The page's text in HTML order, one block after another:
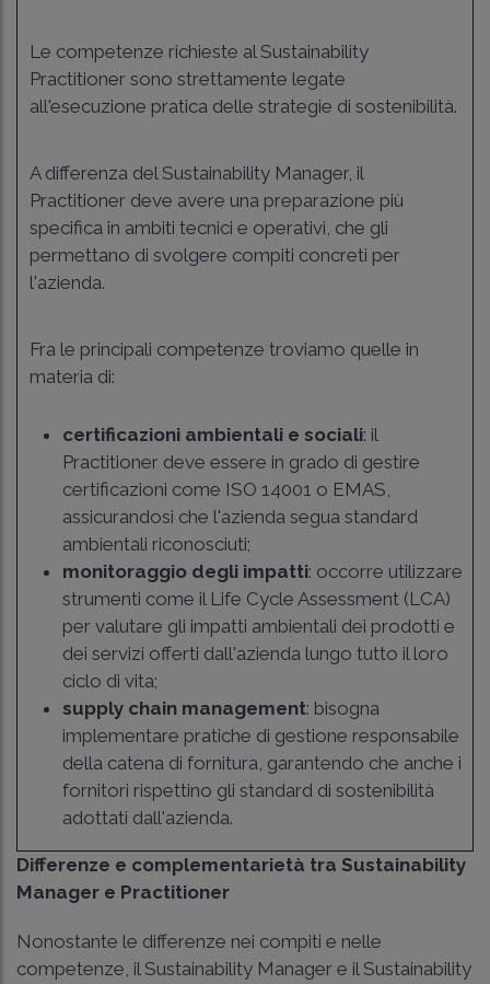
Le competenze richieste al Sustainability
Practitioner sono strettamente legate
all'esecuzione pratica delle strategie di sostenibilità.
A differenza del Sustainability Manager, il
Practitioner deve avere una preparazione più
specifica in ambiti tecnici e operativi, che gli
permettano di svolgere compiti concreti per
l'azienda.
Fra le principali competenze troviamo quelle in
materia di:
certificazioni ambientali e sociali: il
Practitioner deve essere in grado di gestire
certificazioni come ISO 14001 o EMAS,
assicurandosi che l'azienda segua standard
ambientali riconosciuti;
monitoraggio degli impatti: occorre utilizzare
strumenti come il Life Cycle Assessment (LCA)
per valutare gli impatti ambientali dei prodotti e
dei servizi offerti dall'azienda lungo tutto il loro
ciclo di vita;
supply chain management: bisogna
implementare pratiche di gestione responsabile
della catena di fornitura, garantendo che anche i
fornitori rispettino gli standard di sostenibilità
adottati dall'azienda.
Differenze e complementarietà tra Sustainability
Manager e Practitioner
Nonostante le differenze nei compiti e nelle
competenze, il Sustainability Manager e il Sustainability